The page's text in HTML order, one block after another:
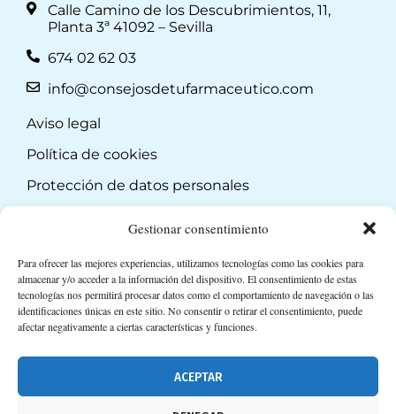
Gestionar consentimiento
Para ofrecer las mejores experiencias, utilizamos tecnologías como las cookies para
almacenar y/o acceder a la información del dispositivo. El consentimiento de estas
tecnologías nos permitirá procesar datos como el comportamiento de navegación o las
identificaciones únicas en este sitio. No consentir o retirar el consentimiento, puede
afectar negativamente a ciertas características y funciones.
ACEPTAR
Calle Camino de los Descubrimientos, 11,
Planta 3ª 41092 – Sevilla
674 02 62 03
info@consejosdetufarmaceutico.com
Aviso legal
Política de cookies
Protección de datos personales